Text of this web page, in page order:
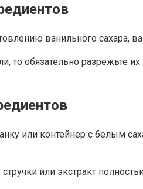
ванильного сахара,
то обязательно
или контейнер с белым
или экстракт